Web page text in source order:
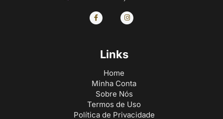
Links
Home
Minha Conta
Sobre Nós
Termos de Uso
Política de Privacidade